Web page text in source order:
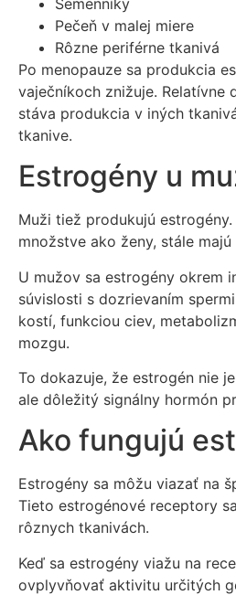
Pečeň v malej miere
Rôzne periférne tkanivá
Po menopauze sa produkcia
vaječníkoch znižuje. Relatívne
stáva produkcia v iných
tkanive.
Estrogény u
Muži tiež produkujú
množstve ako ženy, stále
U mužov sa estrogény okrem
súvislosti s dozrievaním
kostí, funkciou ciev,
mozgu.
To dokazuje, že estrogén nie
ale dôležitý signálny hormón
Ako fungujú
Estrogény sa môžu viazať na
Tieto estrogénové receptory
rôznych tkanivách.
Keď sa estrogény viažu na
ovplyvňovať aktivitu určitých